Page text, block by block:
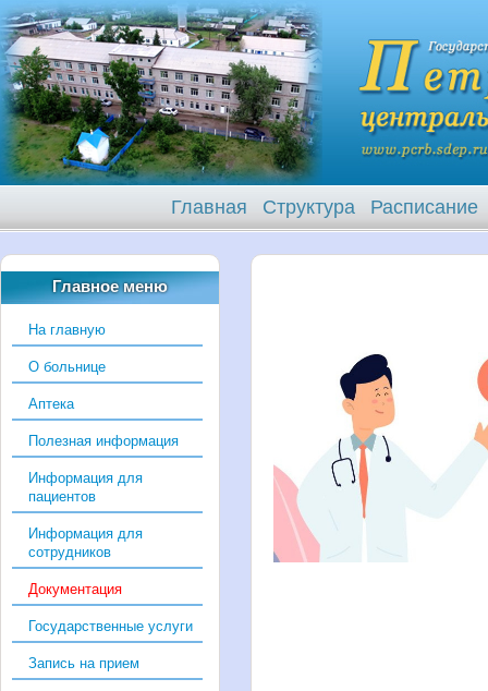
Главная Структура Расписание
Главное меню
На главную
О больнице
Аптека
Полезная информация
Информация для
пациентов
Информация для
сотрудников
Документация
Государственные услуги
Запись на прием